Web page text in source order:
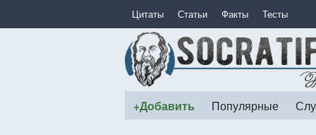
Цитаты Статьи Факты Тесты
+Добавить Популярные